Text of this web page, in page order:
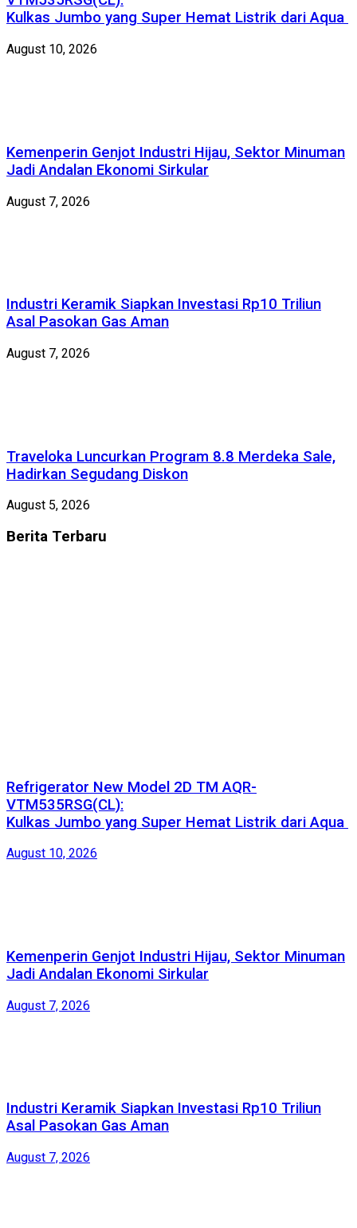
Kulkas Jumbo yang Super Hemat Listrik dari Aqua
August 10, 2026
Kemenperin Genjot Industri Hijau, Sektor Minuman
Jadi Andalan Ekonomi Sirkular
August 7, 2026
Industri Keramik Siapkan Investasi Rp10 Triliun
Asal Pasokan Gas Aman
August 7, 2026
Traveloka Luncurkan Program 8.8 Merdeka Sale,
Hadirkan Segudang Diskon
August 5, 2026
Berita Terbaru
Refrigerator New Model 2D TM AQR-
VTM535RSG(CL):
Kulkas Jumbo yang Super Hemat Listrik dari Aqua
August 10, 2026
Kemenperin Genjot Industri Hijau, Sektor Minuman
Jadi Andalan Ekonomi Sirkular
August 7, 2026
Industri Keramik Siapkan Investasi Rp10 Triliun
Asal Pasokan Gas Aman
August 7, 2026